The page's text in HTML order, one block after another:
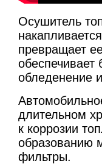
Осушитель
превращает
обеспечивает
обледенение
длительном
к коррозии
образованию
фильтры.